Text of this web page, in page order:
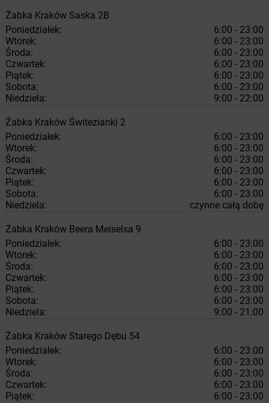
Żabka Kraków Saska 2B
Poniedziałek:
6:00 - 23:00
Wtorek:
6:00 - 23:00
Środa:
6:00 - 23:00
Czwartek:
6:00 - 23:00
Piątek:
6:00 - 23:00
Sobota:
6:00 - 23:00
Niedziela:
9:00 - 22:00
Żabka Kraków Świtezianki 2
Poniedziałek:
6:00 - 23:00
Wtorek:
6:00 - 23:00
Środa:
6:00 - 23:00
Czwartek:
6:00 - 23:00
Piątek:
6:00 - 23:00
Sobota:
6:00 - 23:00
Niedziela:
czynne całą dobę
Żabka Kraków Beera Meiselsa 9
Poniedziałek:
6:00 - 23:00
Wtorek:
6:00 - 23:00
Środa:
6:00 - 23:00
Czwartek:
6:00 - 23:00
Piątek:
6:00 - 23:00
Sobota:
6:00 - 23:00
Niedziela:
9:00 - 21:00
Żabka Kraków Starego Dębu 54
Poniedziałek:
6:00 - 23:00
Wtorek:
6:00 - 23:00
Środa:
6:00 - 23:00
Czwartek:
6:00 - 23:00
Piątek:
6:00 - 23:00